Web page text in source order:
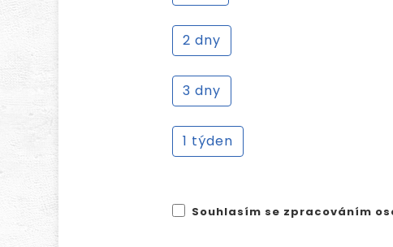
2 dny
3 dny
1 týden
Souhlasím se zpracováním